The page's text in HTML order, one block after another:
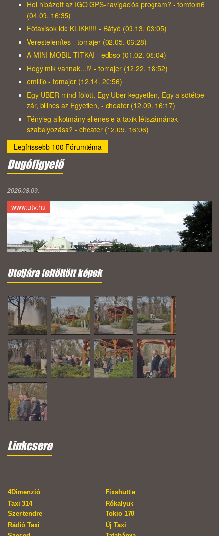
Hol hibázott az IGO GPS-navigációs program? - tomtom6
(04.09. 16:35)
Főtaxisok ide KLIKK!!!! - Bátyó (03.13. 03:05)
Verestelenítés - tomajer (02.05. 06:28)
A MINI MOBIL TITKAI - edbso (01.02. 08:04)
Hogy mik vannak...!? - tomajer (12.22. 18:52)
emillio - tomajer (12.14. 20:56)
Egy UBER mind fölött, Egy Uber kegyetlen, Egy a sötétbe
zár, bilincs az Egyetlen, - cheater (12.09. 16:17)
Tényleg alkotmány ellenes e a taxik létszámának
szabályozása? - cheater (12.09. 16:06)
Legfrissebb 100 Fórumtéma
Dugófigyelő
2026.08.09.
www.utv.hu
Utoljára feltöltött képek
Linkcsere
4Dimenzió
Fixshuttle
Taxi 314
Szentendre
Rókalyuk
Tokio 170
Rádió Taxi
Új Taxi